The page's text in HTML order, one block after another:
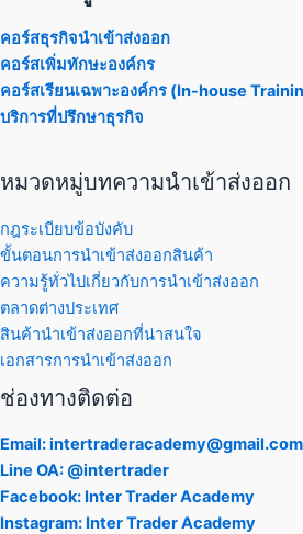
คอร์สธุรกิจนำเข้าส่งออก
คอร์สเพิ่มทักษะองค์กร
คอร์สเรียนเฉพาะองค์กร (In-house
บริการที่ปรึกษาธุรกิจ
หมวดหมู่บทความนำเข้าส่งออก
กฎระเบียบข้อบังคับ
ขั้นตอนการนำเข้าส่งออกสินค้า
ความรู้ทั่วไปเกี่ยวกับการนำเข้าส่งออก
ตลาดต่างประเทศ
สินค้านำเข้าส่งออกที่น่าสนใจ
เอกสารการนำเข้าส่งออก
ช่องทางติดต่อ
Email: intertraderacademy@gmail.com
Line OA: @intertrader
Facebook: Inter Trader Academy
Instagram: Inter Trader Academy